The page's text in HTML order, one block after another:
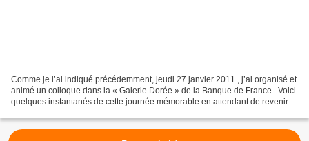
Comme je l’ai indiqué précédemment, jeudi 27 janvier 2011 , j’ai organisé et
animé un colloque dans la « Galerie Dorée » de la Banque de France . Voici
quelques instantanés de cette journée mémorable en attendant de revenir